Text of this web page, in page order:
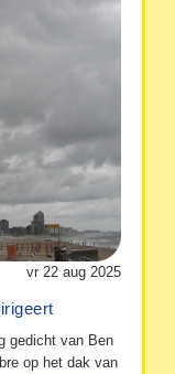
vr 22 aug 2025
gedicht van Ben
op het dak van